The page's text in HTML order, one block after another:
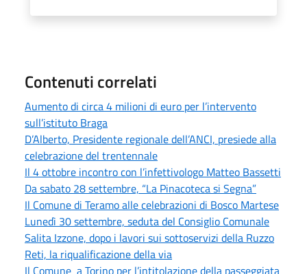
Contenuti correlati
Aumento di circa 4 milioni di euro per l’intervento
sull’istituto Braga
D’Alberto, Presidente regionale dell’ANCI, presiede alla
celebrazione del trentennale
Il 4 ottobre incontro con l’infettivologo Matteo Bassetti
Da sabato 28 settembre, “La Pinacoteca si Segna”
Il Comune di Teramo alle celebrazioni di Bosco Martese
Lunedì 30 settembre, seduta del Consiglio Comunale
Salita Izzone, dopo i lavori sui sottoservizi della Ruzzo
Reti, la riqualificazione della via
Il Comune a Torino per l’intitolazione della passeggiata